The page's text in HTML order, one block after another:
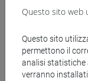
Recensioni
Piotr
Edizione
Sara Di
Questo sito web
Questo sito
permettono il
analisi statistiche
verranno